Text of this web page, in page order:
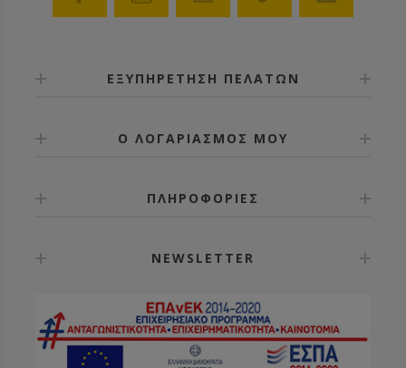
ΕΞΥΠΗΡΕΤΗΣΗ ΠΕΛΑΤΩΝ
Ο ΛΟΓΑΡΙΑΣΜΟΣ ΜΟΥ
ΠΛΗΡΟΦΟΡΙΕΣ
NEWSLETTER